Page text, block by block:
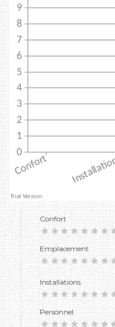
Confort
Emplacement
Installations
Personnel